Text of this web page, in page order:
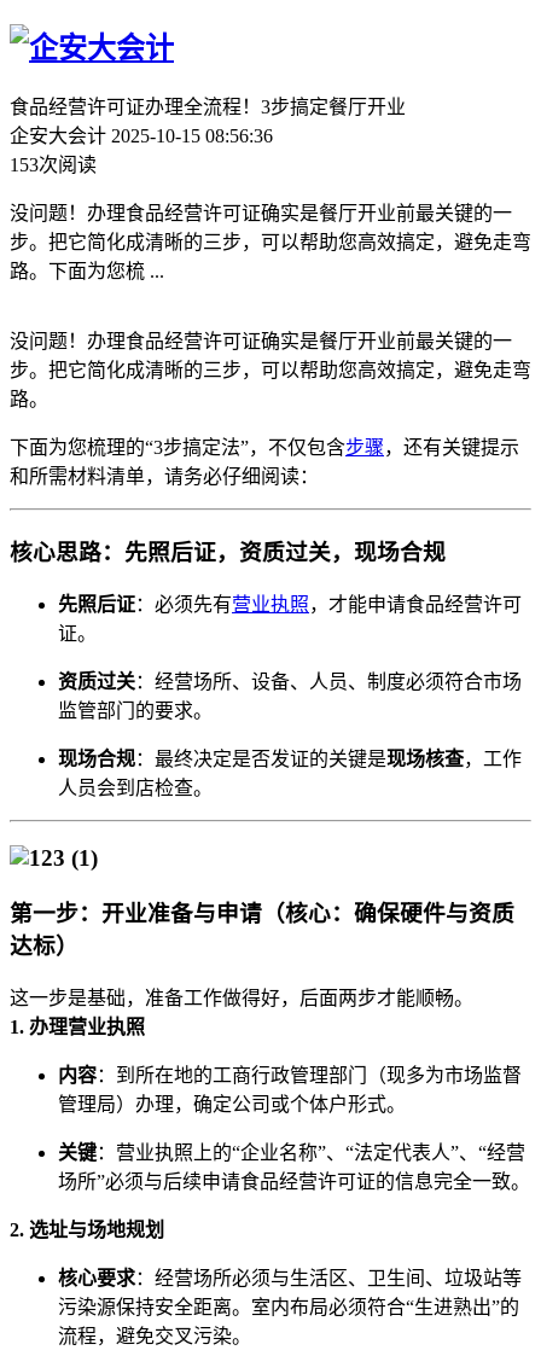
食品经营许可证办理全流程！3步搞定餐厅开业
企安大会计 2025-10-15 08:56:36
153次阅读
没问题！办理食品经营许可证确实是餐厅开业前最关键的一
步。把它简化成清晰的三步，可以帮助您高效搞定，避免走弯
路。下面为您梳 ...
没问题！办理食品经营许可证确实是餐厅开业前最关键的一
步。把它简化成清晰的三步，可以帮助您高效搞定，避免走弯
路。
下面为您梳理的“3步搞定法”，不仅包含步骤，还有关键提示
和所需材料清单，请务必仔细阅读：
核心思路：先照后证，资质过关，现场合规
先照后证：必须先有营业执照，才能申请食品经营许可
证。
资质过关：经营场所、设备、人员、制度必须符合市场
监管部门的要求。
现场合规：最终决定是否发证的关键是现场核查，工作
人员会到店检查。
第一步：开业准备与申请（核心：确保硬件与资质
达标）
这一步是基础，准备工作做得好，后面两步才能顺畅。
1. 办理营业执照
内容：到所在地的工商行政管理部门（现多为市场监督
管理局）办理，确定公司或个体户形式。
关键：营业执照上的“企业名称”、“法定代表人”、“经营
场所”必须与后续申请食品经营许可证的信息完全一致。
2. 选址与场地规划
核心要求：经营场所必须与生活区、卫生间、垃圾站等
污染源保持安全距离。室内布局必须符合“生进熟出”的
流程，避免交叉污染。